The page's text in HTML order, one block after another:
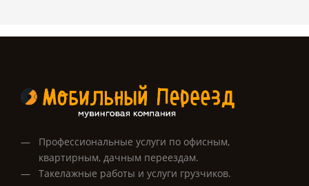
Профессиональные услуги по офисным,
квартирным, дачным переездам.
Такелажные работы и услуги грузчиков.